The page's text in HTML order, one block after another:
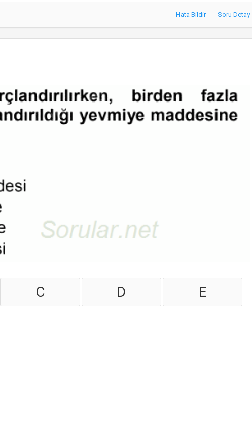
Hata Bildir Soru Detay
C D E